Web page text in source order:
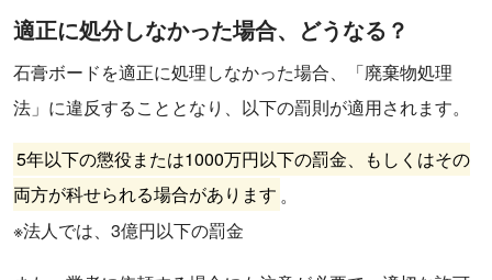
適正に処分しなかった場合、どうなる？
石膏ボードを適正に処理しなかった場合、「廃棄物処理
法」に違反することとなり、以下の罰則が適用されます。
5年以下の懲役または1000万円以下の罰金、もしくはその
両方が科せられる場合があります 。
※法人では、3億円以下の罰金